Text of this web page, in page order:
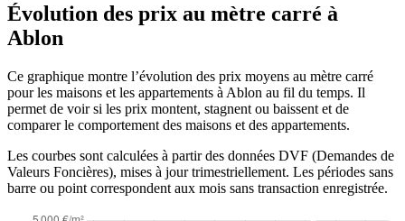
Évolution des prix au mètre carré à
Ablon
Ce graphique montre l’évolution des prix moyens au mètre carré
pour les maisons et les appartements à Ablon au fil du temps. Il
permet de voir si les prix montent, stagnent ou baissent et de
comparer le comportement des maisons et des appartements.
Les courbes sont calculées à partir des données DVF (Demandes de
Valeurs Foncières), mises à jour trimestriellement. Les périodes sans
barre ou point correspondent aux mois sans transaction enregistrée.